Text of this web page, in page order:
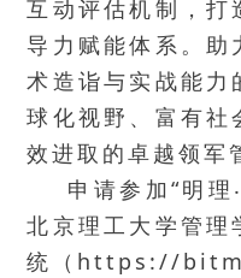
互动评估机制，打
导力赋能体系。助
术造诣与实战能力
球化视野、富有社
效进取的卓越领军
申请参加“明理
北京理工大学管理
统（https://